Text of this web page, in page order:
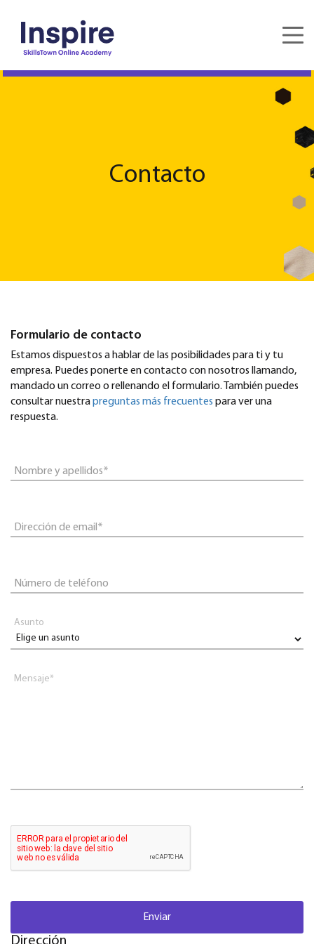
Contacto
Formulario de contacto
Estamos dispuestos a hablar de las posibilidades para ti y tu
empresa. Puedes ponerte en contacto con nosotros llamando,
mandado un correo o rellenando el formulario. También puedes
consultar nuestrapreguntas más frecuentes para ver una
respuesta.
Nombre y apellidos*
Dirección de email*
Número de teléfono
Asunto
Mensaje*
Enviar
Dirección